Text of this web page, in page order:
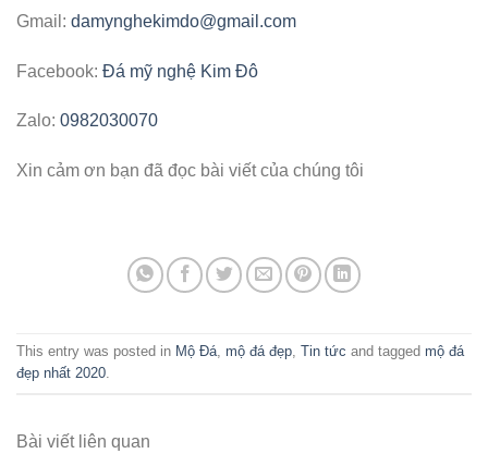
Gmail: damynghekimdo@gmail.com
Facebook: Đá mỹ nghệ Kim Đô
Zalo: 0982030070
Xin cảm ơn bạn đã đọc bài viết của chúng tôi
This entry was posted in Mộ Đá, mộ đá đẹp, Tin tức and tagged mộ đá
đẹp nhất 2020.
Bài viết liên quan